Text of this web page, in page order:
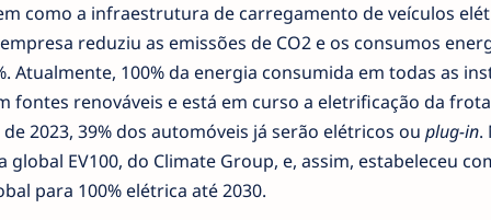
como a infraestrutura de carregamento de veículos
reduziu as emissões de CO2 e os consumos
Atualmente, 100% da energia consumida em todas as
fontes renováveis e está em curso a eletrificação da frota
2023, 39% dos automóveis já serão elétricos ou plug-in.
EV100, do Climate Group, e, assim, estabeleceu
para 100% elétrica até 2030.